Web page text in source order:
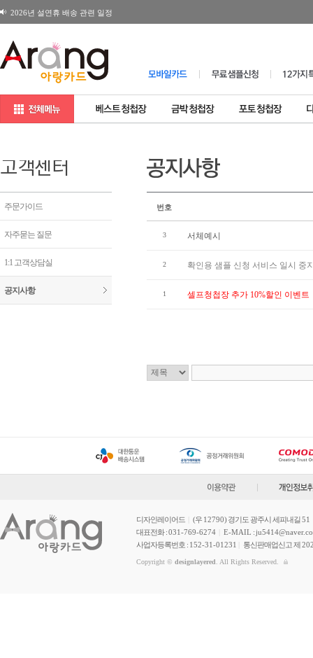
2026년 설연휴 배송 관련 일정
[공지] 일부제품 소비자가격 변경 안내
고객센터
주문가이드
자주묻는 질문
1:1 고객상담실
공지사항
번호
3 서체예시
2 확인용 샘플 신청 서비스 일시 중
1 셀프청첩장 추가 10%할인 이벤트
디자인레이어드 (우 12790) 경기도 광주시 세피내길51
대표전화 :031-769-6274 E-MAIL :
사업자등록번호 : 152-31-01231 통신판매업신고 제
Copyright © designlayered . All Rights Reserved.